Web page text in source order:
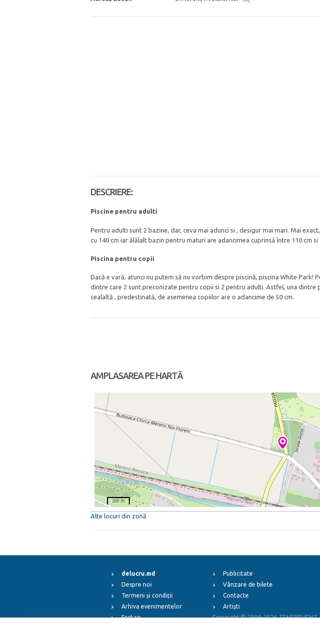
DESCRIERE:
Piscine pentru adulti
Pentru adulti sunt 2 bazine, dar, ceva mai adunci si , desigur mai mari. Mai
cu 140 cm iar ălălalt bazin pentru maturi are adancimea cuprinsă între 110 cm si
Piscina pentru copii
Dacă e vară, atunci nu putem să nu vorbim despre piscină, piscina White Park!
dintre care 2 sunt preconizate pentru copii si 2 pentru adulti. Astfel, una dintre
cealaltă , predestinată, de asemenea copiilor are o adancime de 50 cm.
AMPLASAREA PE HARTĂ
200 m
Alte locuri din zonă
delucru.md
Despre noi
Termeni și condiții
Arhiva evenimentelor
Fest.ro
Publicitate
Vânzare de bilete
Contacte
Artiști
Copyright © 2009-2026TENEREVENT